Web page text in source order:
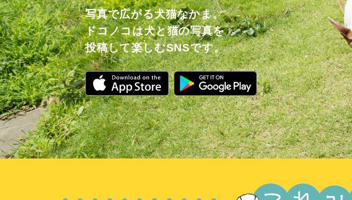
写真で広がる犬猫なかま。
ドコノコは犬と猫の写真を
投稿して楽しむSNSです。